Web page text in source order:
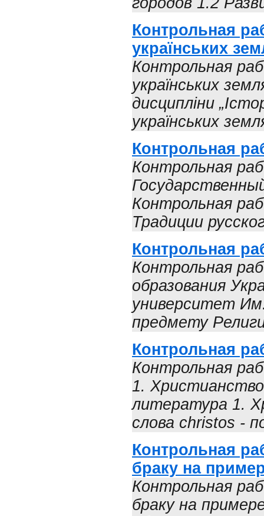
Контрольная
українських
Контрольная
українських
дисципліни
українських
Контрольная
Контрольная
Контрольная
Традиции
Контрольная
Контрольная
образования
университет
предмету
Контрольная
Контрольная
1.
литература 1.
слова christos -
Контрольная
браку на
Контрольная
браку на